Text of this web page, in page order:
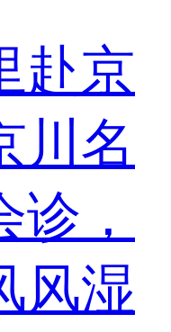
赴京
川名
诊，
风湿